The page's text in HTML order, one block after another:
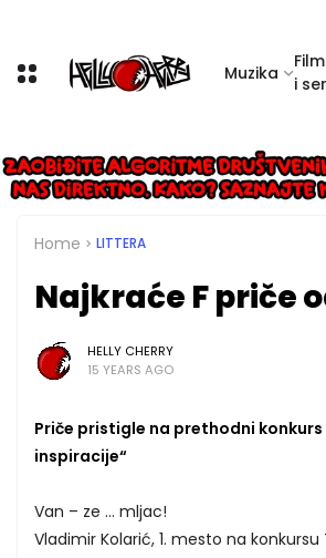
Muzika
i
Home LITTERA
Najkraće F priče
HELLY CHERRY
15 YEARS AGO
Priče pristigle na prethodni konkurs
inspiracije“
Van – ze ... mljac!
Vladimir Kolarić, 1. mesto na